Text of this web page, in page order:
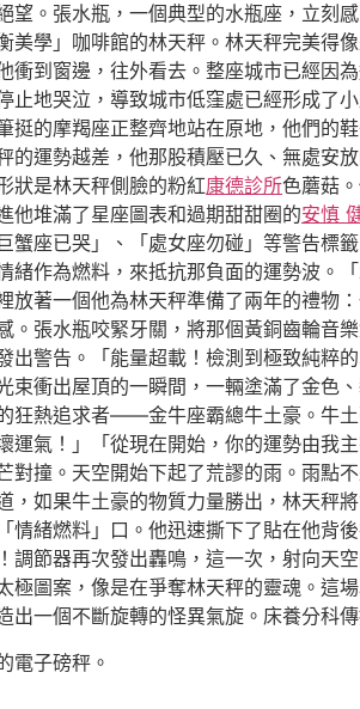
。張水瓶，一個典型的水瓶座，立刻
學」咖啡館的林天秤。林天秤完美得
到窗邊，往外看去。整座城市已經因
止地哭泣，導致城市低窪處已經形成了
的摩羯座正整齊地站在原地，他們的
運勢越差，他那股積壓已久、無處安
狀是林天秤側臉的粉紅康德診所色蘑菇
他堆滿了星座圖表和過期甜甜圈的安慎
座已哭」、「處女座勿碰」等警告標
緒作為燃料，來抵抗那負面的運勢波
著一個他為林天秤準備了兩年的禮物
。張水瓶咬緊牙關，將那個黃銅齒輪音
警告。「能量超載！檢測到極致純粹
束衝出屋頂的一瞬間，一輛塗滿了金色
狂熱追求者——金牛座霸總牛土豪。牛
氣！」「從現在開始，你的運勢由我
撞。天空開始下起了荒謬的雨。雨點
，如果牛土豪的物質力量勝出，林天秤
緒燃料」口。他迅速撕下了貼在他背
調節器再次發出轟鳴，這一次，射向
圖案，像是在爭奪林天秤的靈魂。這
一個不斷旋轉的怪異氣旋。床養分科傳
電子磅秤。